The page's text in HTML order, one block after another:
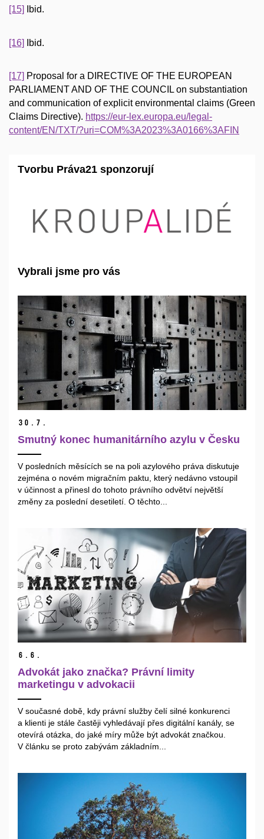
[15] Ibid.
[16] Ibid.
[17] Proposal for a DIRECTIVE OF THE EUROPEAN
PARLIAMENT AND OF THE COUNCIL on substantiation
and communication of explicit environmental claims (Green
Claims Directive). https://eur-lex.europa.eu/legal-
content/EN/TXT/?uri=COM%3A2023%3A0166%3AFIN
Tvorbu Práva21 sponzorují
Vybrali jsme pro vás
30. 7.
Smutný konec humanitárního azylu v Česku
V posledních měsících se na poli azylového práva diskutuje
zejména o novém migračním paktu, který nedávno vstoupil
v účinnost a přinesl do tohoto právního odvětví největší
změny za poslední desetiletí. O těchto...
6. 6.
Advokát jako značka? Právní limity
marketingu v advokacii
V současné době, kdy právní služby čelí silné konkurenci
a klienti je stále častěji vyhledávají přes digitální kanály, se
otevírá otázka, do jaké míry může být advokát značkou.
V článku se proto zabývám základním...